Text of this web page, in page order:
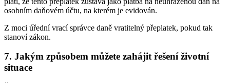
osobním daňovém účtu, na kterém je evidován.
Z moci úřední vrací správce daně vratitelný přeplatek, pokud tak
stanoví zákon.
7. Jakým způsobem můžete zahájit řešení životní
situace